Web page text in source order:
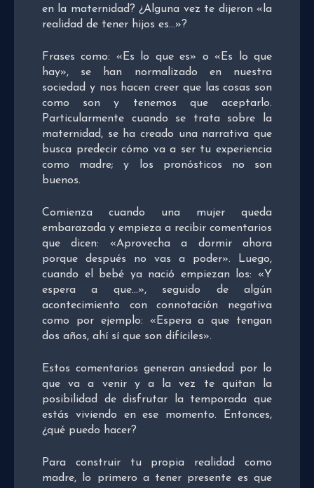
en la maternidad? ¿Alguna vez te dijeron «la
realidad de tener hijos es…»?
Frases como: «Es lo que es» o «Es lo que
hay», se han normalizado en nuestra
sociedad y nos hacen creer que las cosas son
como son y tenemos que aceptarlo.
Particularmente cuando se trata sobre la
maternidad, se ha creado una narrativa que
busca predecir cómo va a ser tu experiencia
como madre; y los pronósticos no son
buenos.
Comienza cuando una mujer queda
embarazada y empieza a recibir comentarios
que dicen: «Aprovecha a dormir ahora
porque después no vas a poder». Luego,
cuando el bebé ya nació empiezan los: «Y
espera a que…», seguido de algún
acontecimiento con connotación negativa
como por ejemplo: «Espera a que tengan
dos años, ahí sí que son difíciles».
Estos comentarios generan ansiedad por lo
que va a venir y a la vez te quitan la
posibilidad de disfrutar la temporada que
estás viviendo en ese momento. Entonces,
¿qué puedo hacer?
Para construir tu propia realidad como
madre, lo primero a tener presente es que